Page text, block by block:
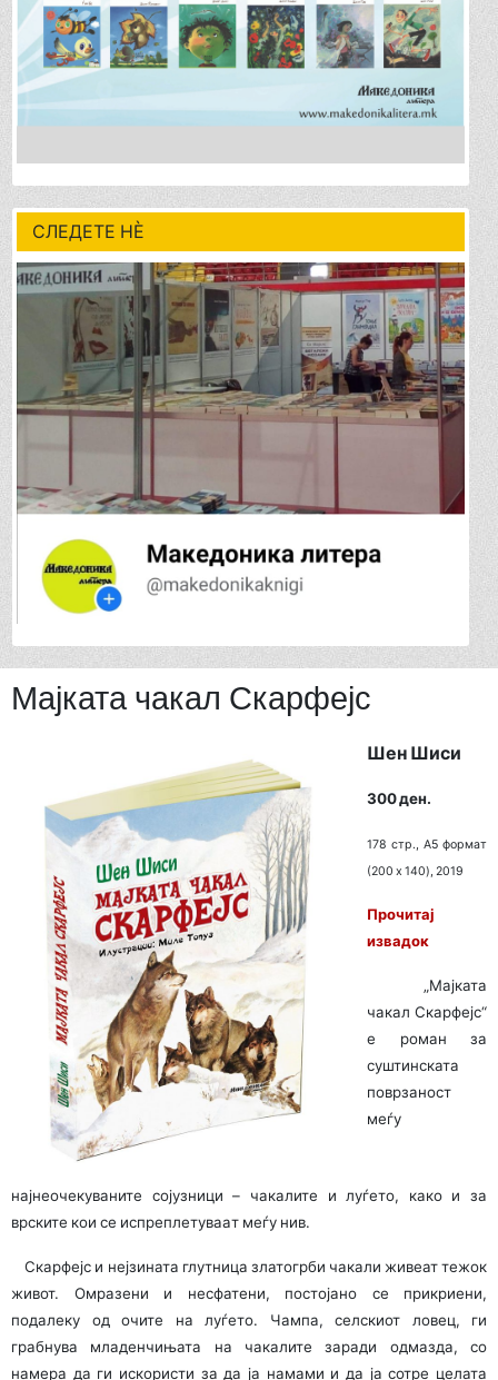
СЛЕДЕТЕ НÈ
Мајката чакал Скарфејс
Шен Шиси
300 ден.
178 стр., A5 формат
(200 x 140), 2019
Прочитај
извадок
„Мајката
чакал Скарфејс“
е роман за
суштинската
поврзаност
меѓу
најнеoчекуваните сојузници – чакалите и луѓето, како и за
врските кои се испреплетуваaт меѓу нив.
Скарфејс и нејзината глутница златогрби чакали живеат тежок
живот. Омразени и несфатени, постојано се прикриени,
подалеку од очите на луѓето. Чампа, селскиот ловец, ги
грабнува младенчињата на чакалите заради одмазда, со
намера да ги искористи за да ја намами и да ја сотре целата